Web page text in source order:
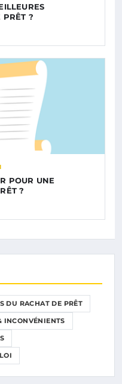
PRÊT ?
POUR UNE
?
DU RACHAT DE PRÊT
INCONVÉNIENTS